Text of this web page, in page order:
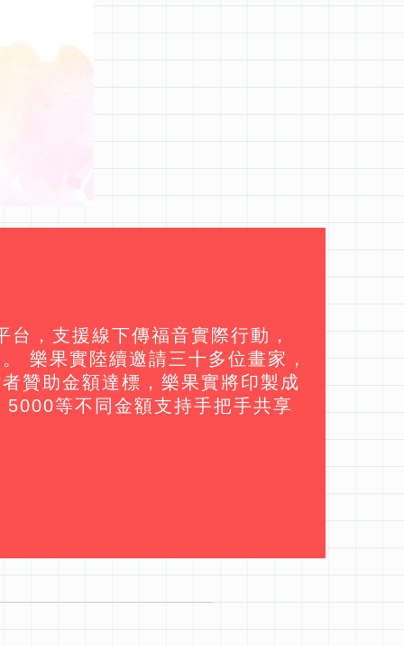
，支援線下傳福音實際行動，
樂果實陸續邀請三十多位畫家，
贊助金額達標，樂果實將印製成
等不同金額支持手把手共享